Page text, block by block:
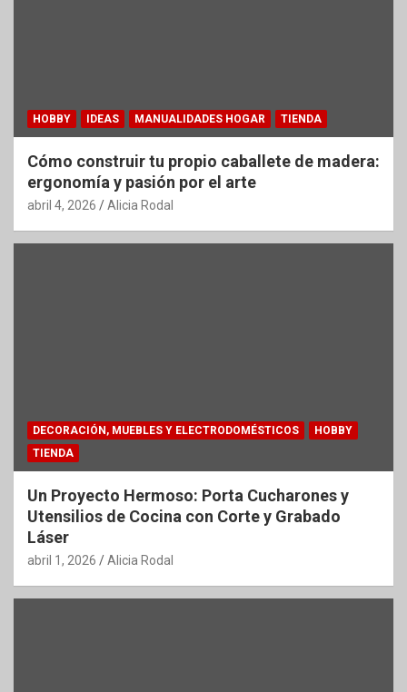
HOBBY IDEAS MANUALIDADES HOGAR TIENDA
Cómo construir tu propio caballete de madera:
ergonomía y pasión por el arte
abril 4, 2026 Alicia Rodal
DECORACIÓN, MUEBLES Y ELECTRODOMÉSTICOS
HOBBY
TIENDA
Un Proyecto Hermoso: Porta Cucharones y
Utensilios de Cocina con Corte y Grabado
Láser
abril 1, 2026 Alicia Rodal